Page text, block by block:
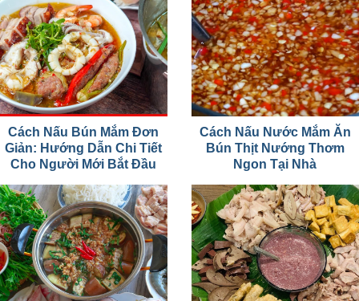
Cách Nấu Bún Mắm Đơn
Giản: Hướng Dẫn Chi Tiết
Cho Người Mới Bắt Đầu
Cách Nấu Nước Mắm Ăn
Bún Thịt Nướng Thơm
Ngon Tại Nhà